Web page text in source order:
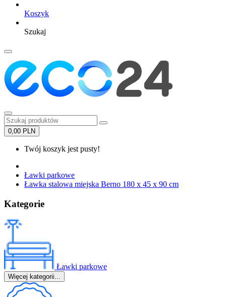
Koszyk
Szukaj
0,00 PLN
Twój koszyk jest pusty!
Ławki parkowe
Ławka stalowa miejska Berno 180 x 45 x 90 cm
Kategorie
Ławki parkowe
Więcej kategorii...